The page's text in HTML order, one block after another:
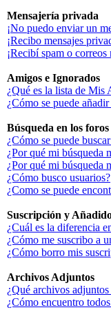
Mensajería privada
¡No puedo enviar un
¡Recibo mensajes
¡Recibí spam o
Amigos e Ignorados
¿Qué es la lista de Mis
¿Cómo se puede
Búsqueda en los foros
¿Cómo se puede
¿Por qué mi búsqueda
¿Por qué mi búsqueda
¿Cómo busco usuarios?
¿Como se puede
Suscripción y
¿Cuál es la diferencia
¿Cómo me suscribo a
¿Cómo borro mis
Archivos Adjuntos
¿Qué archivos
¿Cómo encuentro